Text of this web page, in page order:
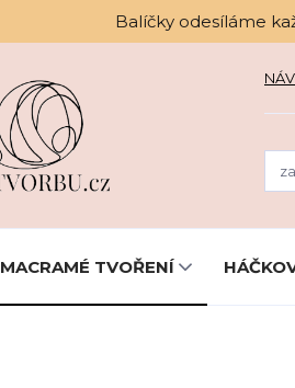
Balíčky odesíláme
MACRAMÉ TVOŘENÍ